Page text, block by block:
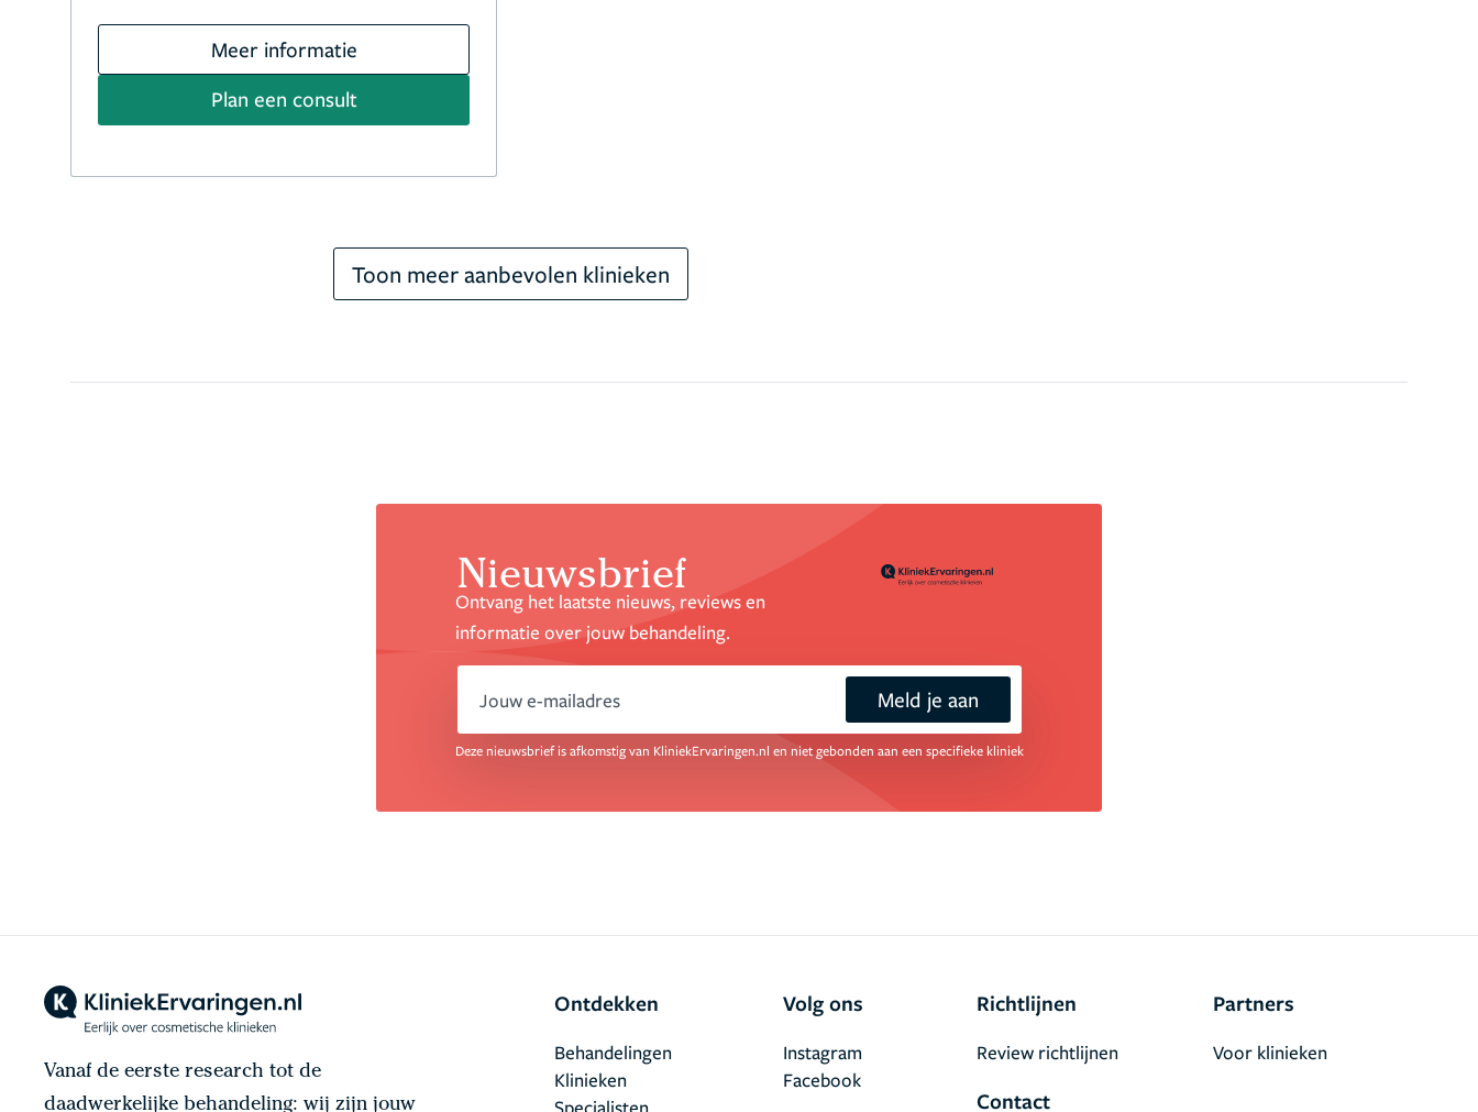
Meer informatie
Plan een consult
Toon meer aanbevolen klinieken
Nieuwsbrief
Ontvang het laatste nieuws, reviews en
informatie over jouw behandeling.
email Meld je aan
Deze nieuwsbrief is afkomstig van KliniekErvaringen.nl en niet gebonden aan een specifieke kliniek
Vanaf de eerste research tot de
daadwerkelijke behandeling: wij zijn jouw
Ontdekken
Behandelingen
Klinieken
Volg ons
Facebook
Instagram
Richtlijnen
Review richtlijnen
Contact
Partners
Voor klinieken